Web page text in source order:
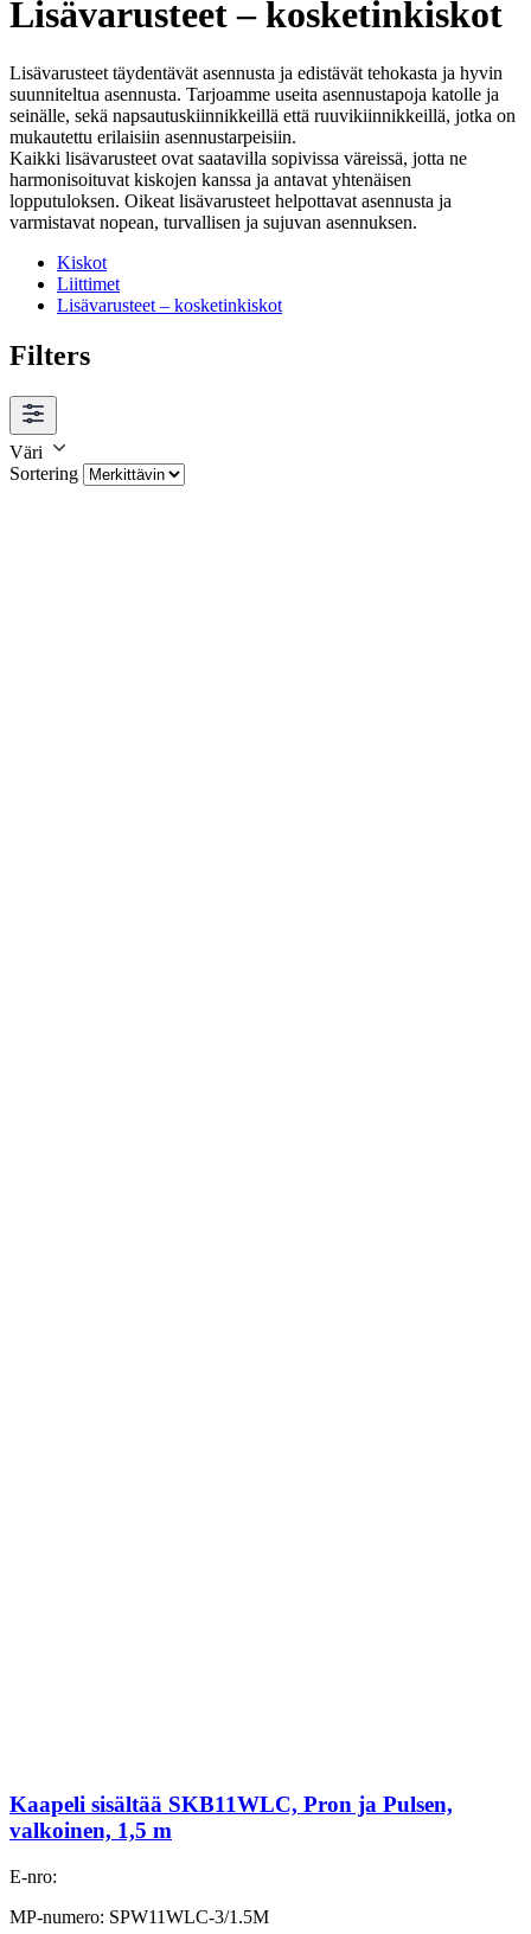
Lisävarusteet – kosketinkiskot
Lisävarusteet täydentävät asennusta ja edistävät tehokasta ja hyvin
suunniteltua asennusta. Tarjoamme useita asennustapoja katolle ja
seinälle, sekä napsautuskiinnikkeillä että ruuvikiinnikkeillä, jotka on
mukautettu erilaisiin asennustarpeisiin.
Kaikki lisävarusteet ovat saatavilla sopivissa väreissä, jotta ne
harmonisoituvat kiskojen kanssa ja antavat yhtenäisen
lopputuloksen. Oikeat lisävarusteet helpottavat asennusta ja
varmistavat nopean, turvallisen ja sujuvan asennuksen.
Kiskot
Liittimet
Lisävarusteet – kosketinkiskot
Filters
Väri
Sortering
Kaapeli sisältää SKB11WLC, Pron ja Pulsen,
valkoinen, 1,5 m
E-nro:
MP-numero: SPW11WLC-3/1.5M